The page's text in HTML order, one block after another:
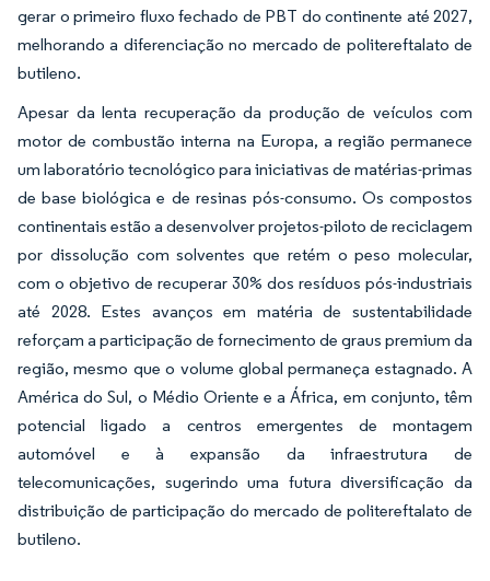
gerar o primeiro fluxo fechado de PBT do continente até 2027,
melhorando a diferenciação no mercado de politereftalato de
butileno.
Apesar da lenta recuperação da produção de veículos com
motor de combustão interna na Europa, a região permanece
um laboratório tecnológico para iniciativas de matérias-primas
de base biológica e de resinas pós-consumo. Os compostos
continentais estão a desenvolver projetos-piloto de reciclagem
por dissolução com solventes que retém o peso molecular,
com o objetivo de recuperar 30% dos resíduos pós-industriais
até 2028. Estes avanços em matéria de sustentabilidade
reforçam a participação de fornecimento de graus premium da
região, mesmo que o volume global permaneça estagnado. A
América do Sul, o Médio Oriente e a África, em conjunto, têm
potencial ligado a centros emergentes de montagem
automóvel e à expansão da infraestrutura de
telecomunicações, sugerindo uma futura diversificação da
distribuição de participação do mercado de politereftalato de
butileno.